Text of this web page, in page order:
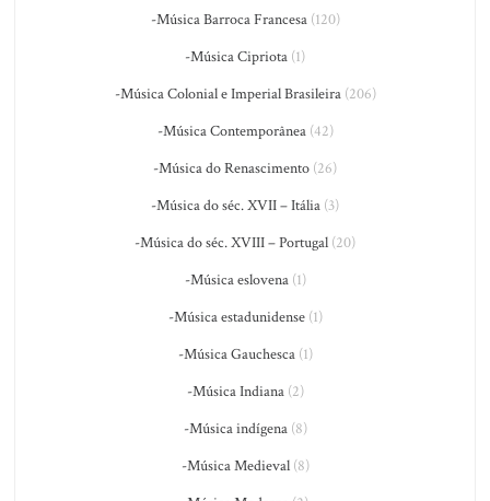
-Música Barroca Francesa(120)
-Música Cipriota (1)
-Música Colonial e Imperial Brasileira(206)
-Música Contemporânea(42)
-Música do Renascimento (26)
-Música do séc. XVII – Itália (3)
-Música do séc. XVIII – Portugal (20)
-Música eslovena(1)
-Música estadunidense(1)
-Música Gauchesca(1)
-Música Indiana(2)
-Música indígena(8)
-Música Medieval(8)